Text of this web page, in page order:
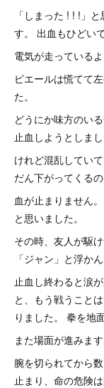
「しまった ! ! !」
す。 出血もひどい
電気が走っている
ピエールは慌てて
た。
どうにか味方のい
止血しようとしま
けれど混乱してい
だん下がってくる
血が止まりません
と思いました。
その時、友人が駆
「ジャン」と浮か
止血し終わると涙
と、もう戦うこと
りました。 拳を地
また場面が進みます
腕を切られてから
止まり、命の危険は